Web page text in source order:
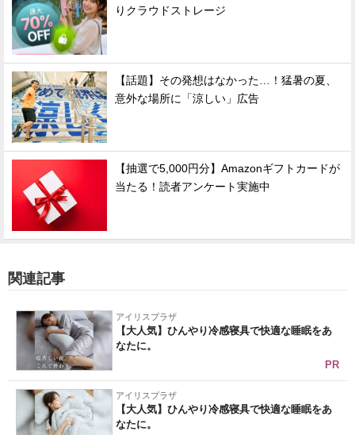
りクラウドストレージ
【話題】その発想はなかった…！猛暑の夏、
意外な場所に「涼しい」広告
【抽選で5,000円分】Amazonギフトカードが
当たる！読者アンケート実施中
関連記事
アイリスプラザ
【大人気】ひんやり冷感寝具で快適な睡眠をあ
なたに。
PR
アイリスプラザ
【大人気】ひんやり冷感寝具で快適な睡眠をあ
なたに。